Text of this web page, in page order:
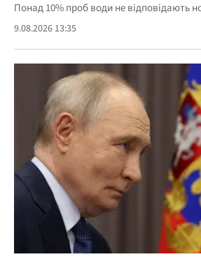
Понад 10% проб води не відповідають
9.08.2026 13:35